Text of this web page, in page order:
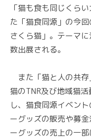
「猫も食も同じくら
た「猫食同源」の今
さくら猫」。テーマ
数出展される。
また「猫と人の共存
猫のTNR及び地域猫
し、猫食同源イベン
ーグッズの販売や募
ーグッズの売上の一